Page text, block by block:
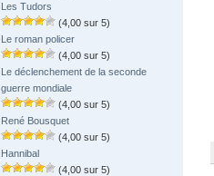
Les Tudors
(4,00 sur 5)
Le roman policer
(4,00 sur 5)
Le déclenchement de la seconde
guerre mondiale
(4,00 sur 5)
René Bousquet
(4,00 sur 5)
Hannibal
(4,00 sur 5)